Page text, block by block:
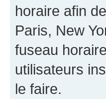
horaire afin
Paris, New
fuseau
utilisateurs
le faire.